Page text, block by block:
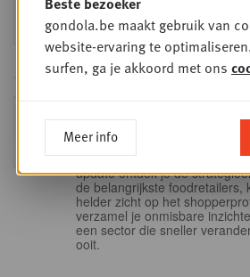
9
SEP
business planning
Intro to Negotiation: Succes
onderhandelingstafel is geen
Mis deze unieke kans niet om
Belgische retaillandschap
doorgronden. In deze
update ontdek je de
de belangrijkste foodretailers,
helder zicht op het
verzamel je onmisbare
een sector die sneller
ooit.
gondola.be maakt gebruik van
website-ervaring te
surfen, ga je akkoord met ons
Meer info